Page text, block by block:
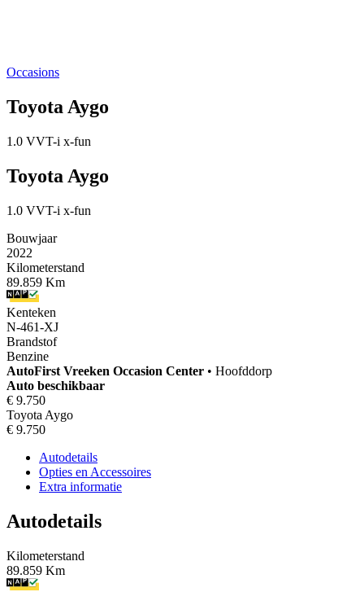
Occasions
Toyota Aygo
1.0 VVT-i x-fun
Toyota Aygo
1.0 VVT-i x-fun
Bouwjaar
2022
Kilometerstand
89.859 Km
Kenteken
N-461-XJ
Brandstof
Benzine
AutoFirst Vreeken Occasion Center • Hoofddorp
Auto beschikbaar
€ 9.750
Toyota Aygo
€ 9.750
Autodetails
Opties en Accessoires
Extra informatie
Autodetails
Kilometerstand
89.859 Km